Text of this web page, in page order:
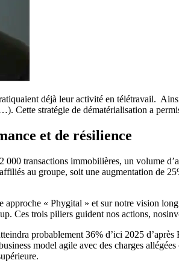
déjà leur activité en télétravail.
Cette stratégie de dématérialisation a
et de résilience
transactions immobilières, un volume
au groupe, soit une augmentation de
approche « Phygital » et sur notre vision
trois piliers guident nos actions,
probablement 36% d’ici 2025
model agile avec des charges